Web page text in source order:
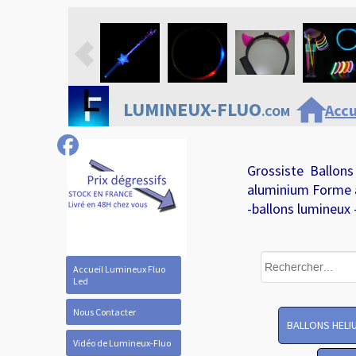
Accueil Lumineux Fluo
Led
Nous Contacter
Vidéo de Lumineux-Fluo
LUMINEUX-FLUO.COMhome
Grossiste
aluminium
-ballons
BALLONS